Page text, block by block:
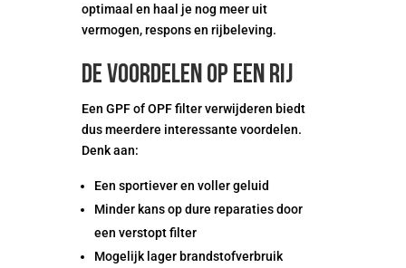
optimaal en haal je nog meer uit
vermogen, respons en rijbeleving.
De voordelen op een rij
Een GPF of OPF filter verwijderen biedt
dus meerdere interessante voordelen.
Denk aan:
Een sportiever en voller geluid
Minder kans op dure reparaties door
een verstopt filter
Mogelijk lager brandstofverbruik